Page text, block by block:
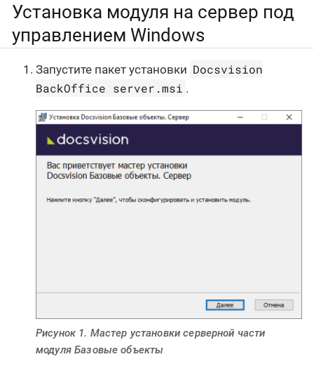
Установка модуля на сервер под
управлением Windows
Запустите пакет установки Docsvision
BackOffice server.msi .
Рисунок 1. Мастер установки серверной части
модуля Базовые объекты